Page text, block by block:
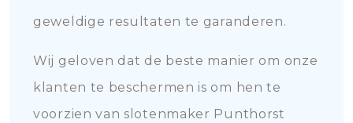
geweldige resultaten te garanderen.
Wij geloven dat de beste manier om onze
klanten te beschermen is om hen te
voorzien van slotenmaker Punthorst